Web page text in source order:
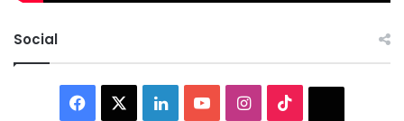
Social
Facebook LinkedInYouTubeInstagram